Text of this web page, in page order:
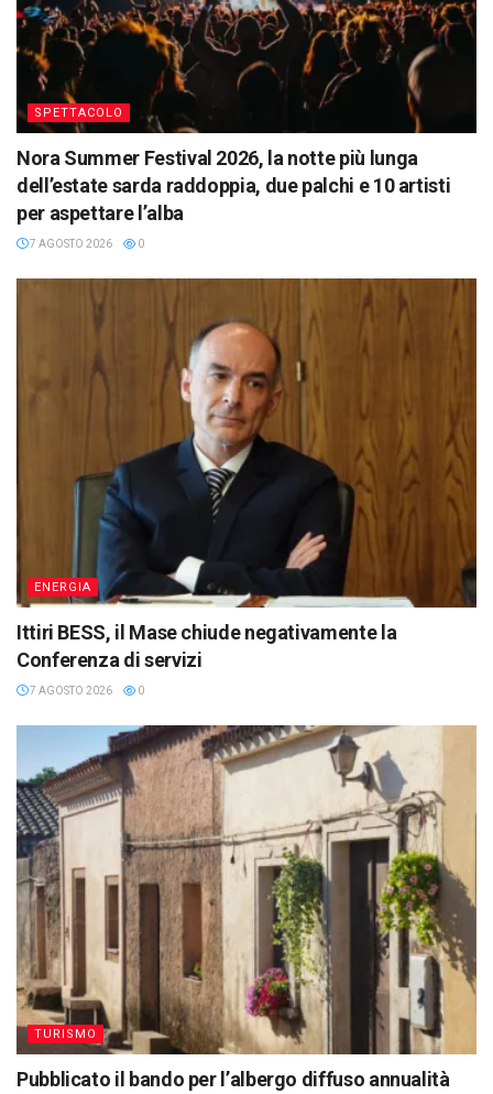
SPETTACOLO
Nora Summer Festival 2026, la notte più lunga
dell’estate sarda raddoppia, due palchi e 10 artisti
per aspettare l’alba
7 AGOSTO 2026 0
ENERGIA
Ittiri BESS, il Mase chiude negativamente la
Conferenza di servizi
7 AGOSTO 2026 0
TURISMO
Pubblicato il bando per l’albergo diffuso annualità